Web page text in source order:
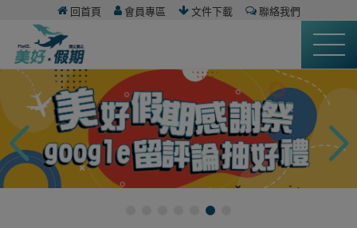
回首頁 會員專區 文件下載 聯絡我們